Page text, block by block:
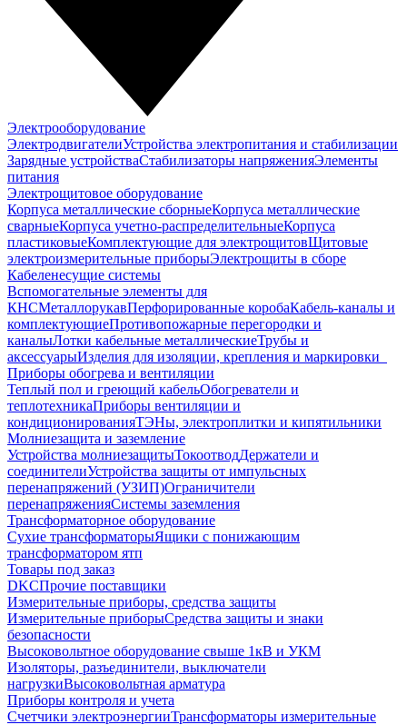
Электрооборудование
ЭлектродвигателиУстройства электропитания и стабилизации
Зарядные устройстваСтабилизаторы напряженияЭлементы
питания
Электрощитовое оборудование
Корпуса металлические сборныеКорпуса металлические
сварныеКорпуса учетно-распределительныеКорпуса
пластиковыеКомплектующие для электрощитовЩитовые
электроизмерительные приборыЭлектрощиты в сборе
Кабеленесущие системы
Вспомогательные элементы для
КНСМеталлорукавПерфорированные коробаКабель-каналы и
комплектующиеПротивопожарные перегородки и
каналыЛотки кабельные металлическиеТрубы и
аксессуарыИзделия для изоляции, крепления и маркировки
Приборы обогрева и вентиляции
Теплый пол и греющий кабельОбогреватели и
теплотехникаПриборы вентиляции и
кондиционированияТЭНы, электроплитки и кипятильники
Молниезащита и заземление
Устройства молниезащитыТокоотводДержатели и
соединителиУстройства защиты от импульсных
перенапряжений (УЗИП)Ограничители
перенапряженияСистемы заземления
Трансформаторное оборудование
Сухие трансформаторыЯщики с понижающим
трансформатором ятп
Товары под заказ
DKCПрочие поставщики
Измерительные приборы, средства защиты
Измерительные приборыСредства защиты и знаки
безопасности
Высоковольтное оборудование свыше 1кВ и УКМ
Изоляторы, разъединители, выключатели
нагрузкиВысоковольтная арматура
Приборы контроля и учета
Счетчики электроэнергииТрансформаторы измерительные